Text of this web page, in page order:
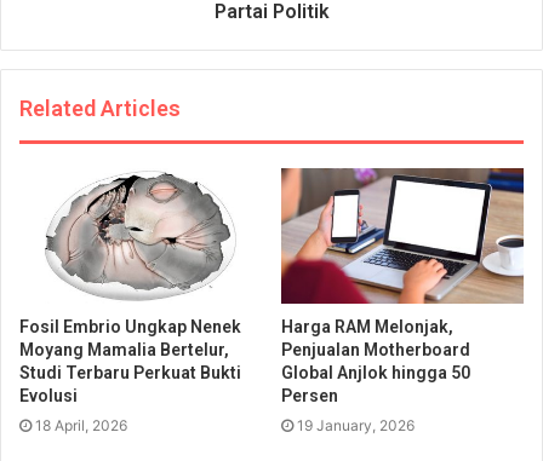
Partai Politik
Related Articles
Fosil Embrio Ungkap Nenek
Moyang Mamalia Bertelur,
Studi Terbaru Perkuat Bukti
Evolusi
18 April, 2026
Harga RAM Melonjak,
Penjualan Motherboard
Global Anjlok hingga 50
Persen
19 January, 2026